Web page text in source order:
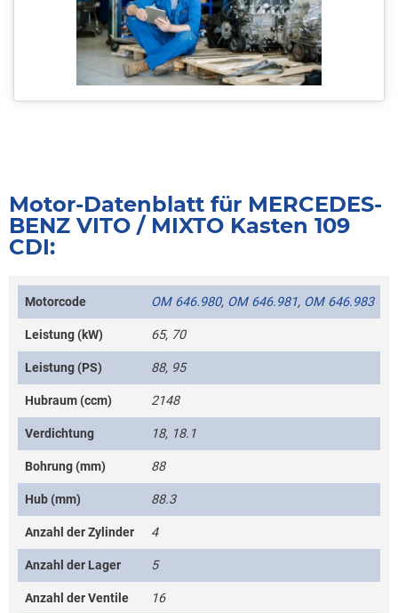
Motor-Datenblatt für MERCEDES-
BENZ VITO / MIXTO Kasten 109
CDI:
Motorcode OM 646.980, OM 646.981, OM 646.983
Leistung (kW) 65, 70
Leistung (PS) 88, 95
Hubraum (ccm) 2148
Verdichtung 18, 18.1
Bohrung (mm) 88
Hub (mm) 88.3
Anzahl der Zylinder 4
Anzahl der Lager 5
Anzahl der Ventile 16